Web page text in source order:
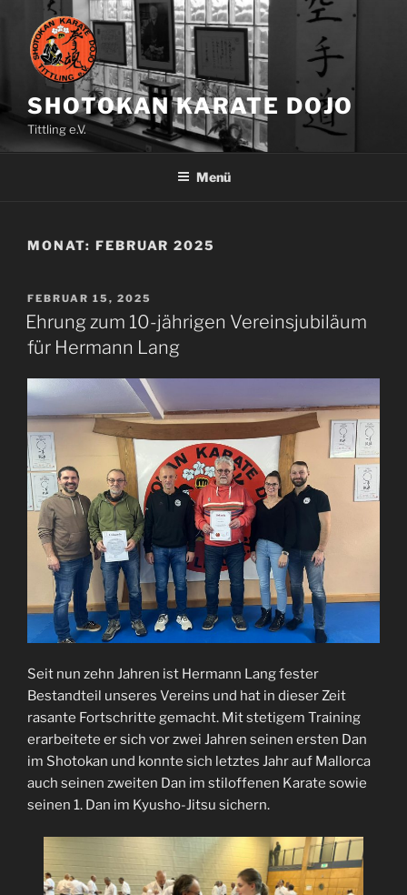
Inhalt
springen
SHOTOKAN KARATE DOJO
Tittling e.V.
Menü
MONAT: FEBRUAR 2025
VERÖFFENTLICHT
AM
FEBRUAR 15, 2025
Ehrung zum 10-jährigen Vereinsjubiläum
für Hermann Lang
Seit nun zehn Jahren ist Hermann Lang fester
Bestandteil unseres Vereins und hat in dieser Zeit
rasante Fortschritte gemacht. Mit stetigem Training
erarbeitete er sich vor zwei Jahren seinen ersten Dan
im Shotokan und konnte sich letztes Jahr auf Mallorca
auch seinen zweiten Dan im stiloffenen Karate sowie
seinen 1. Dan im Kyusho-Jitsu sichern.